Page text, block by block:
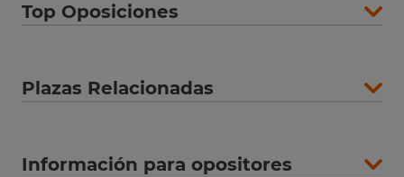
Top Oposiciones
Plazas Relacionadas
Información para opositores